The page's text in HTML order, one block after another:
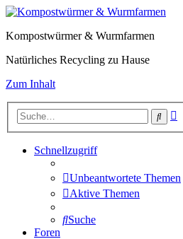
Kompostwürmer & Wurmfarmen
Natürliches Recycling zu Hause
Zum Inhalt
Suche
Schnellzugriff
Unbeantwortete Themen
Aktive Themen
Suche
Foren